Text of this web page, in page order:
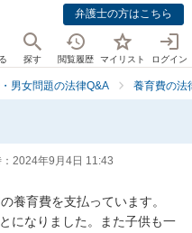
弁護士の方はこちら
探す 閲覧履歴 マイリスト ログイン
男女問題の法律Q&A 養育費の法
2024年9月4日 11:43
養育費を支払っています。
になりました。また子供も一